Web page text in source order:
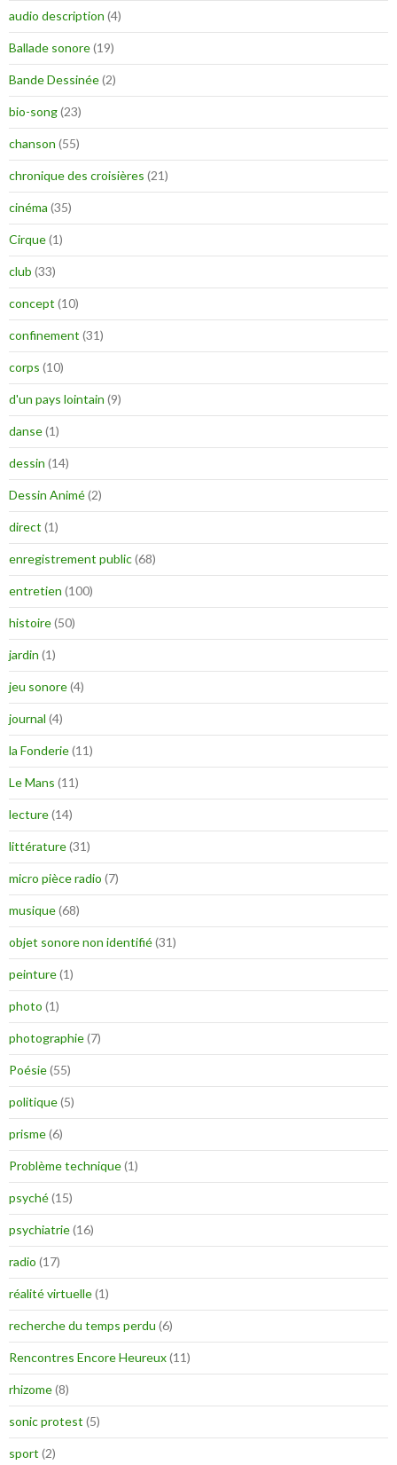
audio description (4)
Ballade sonore(19)
Bande Dessinée(2)
bio-song(23)
chanson (55)
chronique des croisières (21)
cinéma (35)
Cirque(1)
club (33)
concept (10)
confinement (31)
corps (10)
d'un pays lointain (9)
danse(1)
dessin (14)
Dessin Animé(2)
direct (1)
enregistrement public(68)
entretien (100)
histoire(50)
jardin (1)
jeu sonore(4)
journal (4)
la Fonderie(11)
Le Mans (11)
lecture(14)
littérature(31)
micro pièce radio (7)
musique(68)
objet sonore non identifié(31)
peinture(1)
photo (1)
photographie(7)
Poésie(55)
politique(5)
prisme(6)
Problème technique(1)
psyché(15)
psychiatrie(16)
radio (17)
réalité virtuelle(1)
recherche du temps perdu (6)
Rencontres Encore Heureux(11)
rhizome(8)
sonic protest (5)
sport (2)